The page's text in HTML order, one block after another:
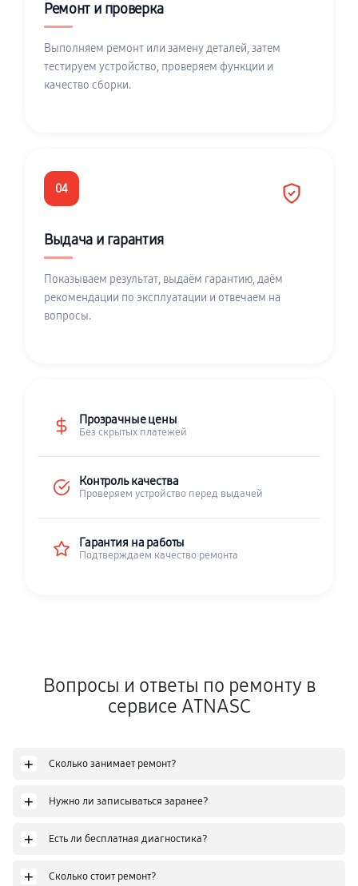
Ремонт и проверка
Выполняем ремонт или замену деталей, затем
тестируем устройство, проверяем функции и
качество сборки.
04
Выдача и гарантия
Показываем результат, выдаём гарантию, даём
рекомендации по эксплуатации и отвечаем на
вопросы.
Прозрачные цены
Без скрытых платежей
Контроль качества
Проверяем устройство перед выдачей
Гарантия на работы
Подтверждаем качество ремонта
Вопросы и ответы по ремонту в
сервисе ATNASC
+ Сколько занимает ремонт?
+ Нужно ли записываться заранее?
+ Есть ли бесплатная диагностика?
+ Сколько стоит ремонт?